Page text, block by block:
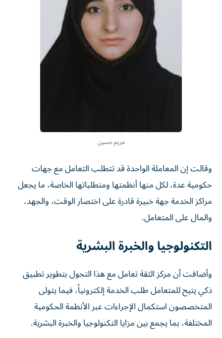
مريم حسين
وقالت إن المعاملة الواحدة قد تتطلب التعامل مع جهات
حكومية عدة، لكل منها أنظمتها ومتطلباتها الخاصة، ما يجعل
مراكز الخدمة جهة خبيرة قادرة على اختصار الوقت، والجهد،
والمال على المتعامل.
التكنولوجيا والخبرة البشرية
وأضافت أن مركز الثقة تعامل مع هذا التحول بتطوير تطبيق
ذكي يتيح للمتعامل طلب الخدمة إلكترونياً، فيما يتولى
المتخصصون استكمال الإجراءات عبر الأنظمة الحكومية
المختلفة، بما يجمع بين مزايا التكنولوجيا والخبرة البشرية.